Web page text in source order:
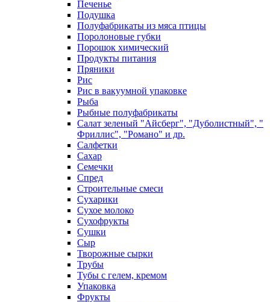
Печенье
Подушка
Полуфабрикаты из мяса птицы
Поролоновые губки
Порошок химический
Продукты питания
Пряники
Рис
Рис в вакуумной упаковке
Рыба
Рыбные полуфабрикаты
Салат зеленый "Айсберг", "Дуболистный", "
Фриллис", "Романо" и др.
Салфетки
Сахар
Семечки
Спред
Строительные смеси
Сухарики
Сухое молоко
Сухофрукты
Сушки
Сыр
Творожные сырки
Трубы
Тубы с гелем, кремом
Упаковка
Фрукты